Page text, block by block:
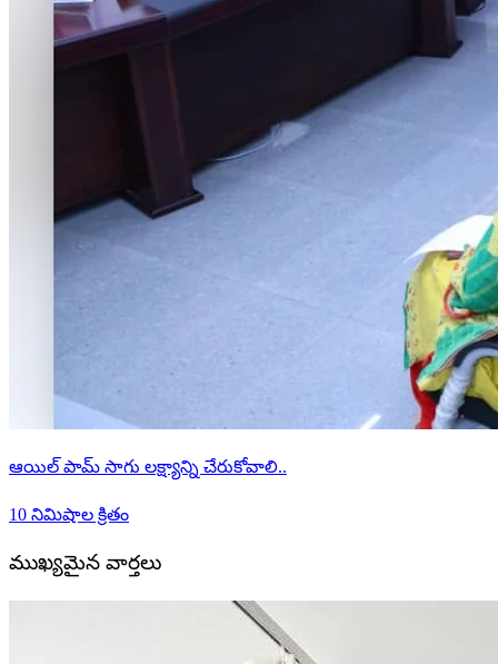
ఆయిల్ పామ్ సాగు లక్ష్యాన్ని చేరుకోవాలి..
10 నిమిషాల క్రితం
ముఖ్యమైన వార్తలు